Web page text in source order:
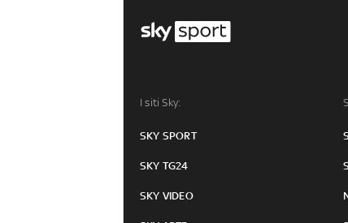
I siti Sky:
SKY SPORT
SKY TG24
SKY VIDEO